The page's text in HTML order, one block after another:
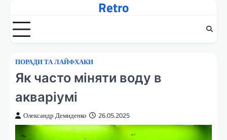
вмісту
Retro
ПОРАДИ ТА ЛАЙФХАКИ
Як часто міняти воду в
акваріумі
Олександр Демиденко 26.05.2025